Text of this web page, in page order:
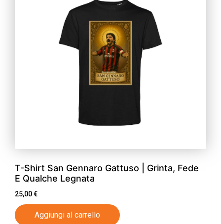
T-Shirt San Gennaro Gattuso | Grinta, Fede
E Qualche Legnata
25,00€
Aggiungi al carrello